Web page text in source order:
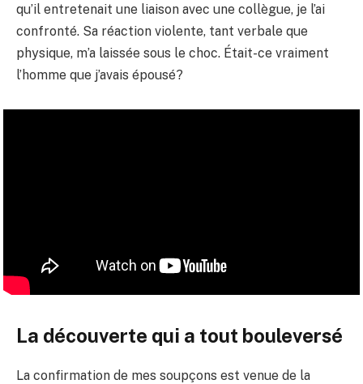
qu’il entretenait une liaison avec une collègue, je l’ai
confronté. Sa réaction violente, tant verbale que
physique, m’a laissée sous le choc. Était-ce vraiment
l’homme que j’avais épousé?
La découverte qui a tout bouleversé
La confirmation de mes soupçons est venue de la